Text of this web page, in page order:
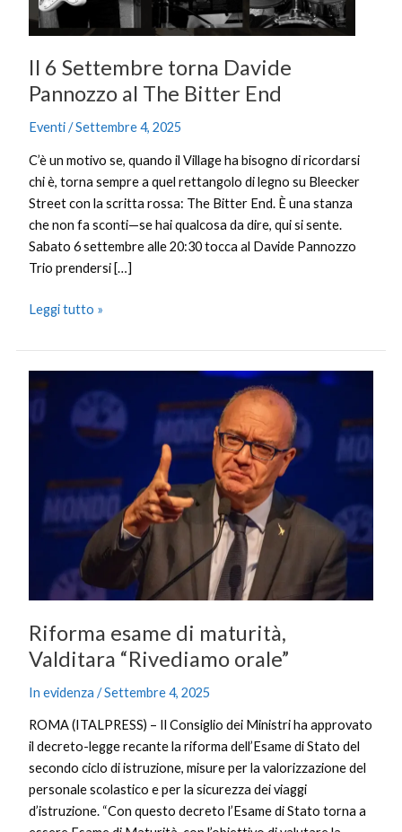
Il 6 Settembre torna Davide
Pannozzo al The Bitter End
Eventi/Settembre 4, 2025
C’è un motivo se, quando il Village ha bisogno di ricordarsi
chi è, torna sempre a quel rettangolo di legno su Bleecker
Street con la scritta rossa: The Bitter End. È una stanza
che non fa sconti—se hai qualcosa da dire, qui si sente.
Sabato 6 settembre alle 20:30 tocca al Davide Pannozzo
Trio prendersi […]
End
Leggi tutto »
Riforma esame di maturità,
Valditara “Rivediamo orale”
In evidenza /Settembre 4, 2025
ROMA (ITALPRESS) – Il Consiglio dei Ministri ha approvato
il decreto-legge recante la riforma dell’Esame di Stato del
secondo ciclo di istruzione, misure per la valorizzazione del
personale scolastico e per la sicurezza dei viaggi
d’istruzione. “Con questo decreto l’Esame di Stato torna a
Riforma
esame
di
“Rivediamo